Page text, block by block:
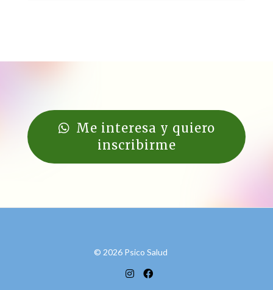
Me interesa y quiero
inscribirme
© 2026 Psico Salud